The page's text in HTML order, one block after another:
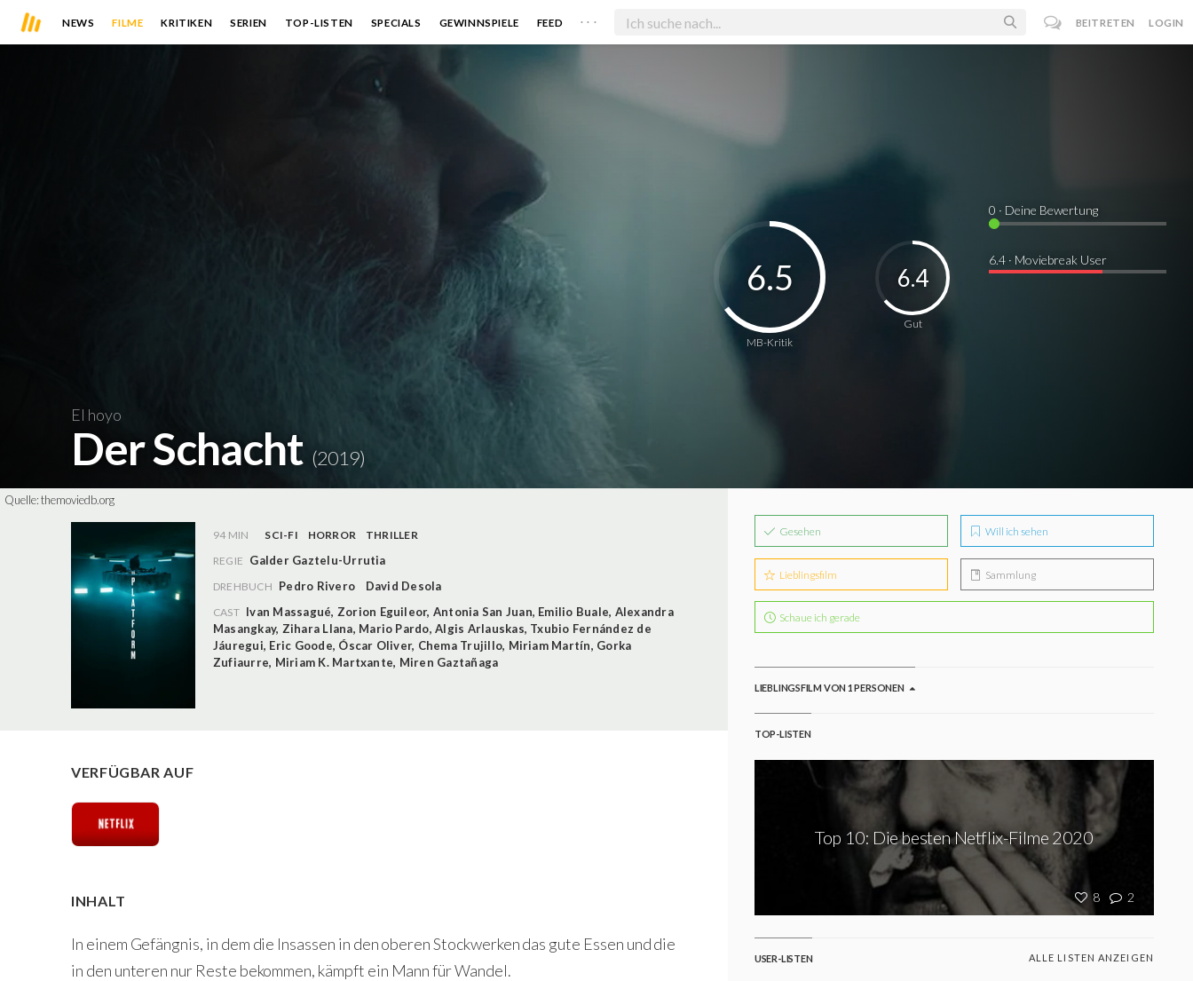
NEWS FILME KRITIKEN SERIEN TOP-LISTEN SPECIALS GEWINNSPIELE FEED . . . BEITRETEN LOGIN
El hoyo
Der Schacht (2019)
MB-Kritik
6.5
Gut
6.4
0 · Deine Bewertung
6.4 · Moviebreak User
Quelle:themoviedb.org
94 MIN SCI-FI HORROR
THRILLER
REGIE Galder Gaztelu-Urrutia
DREHBUCH Pedro Rivero David Desola
CAST Ivan Massagué, Zorion Eguileor, Antonia San Juan, Emilio Buale, Alexandra
Masangkay, Zihara Llana, Mario Pardo,Algis Arlauskas, Txubio Fernández de
Jáuregui, Eric Goode, Óscar Oliver, Chema Trujillo, Miriam Martín, Gorka
Zufiaurre, Miriam K. Martxante, Miren Gaztañaga
VERFÜGBAR AUF
INHALT
In einem Gefängnis, in dem die Insassen in den oberen Stockwerken das gute Essen und die
in den unteren nur Reste bekommen, kämpft ein Mann für Wandel.
Gesehen Will ich sehen
Lieblingsfilm Sammlung
Schaue ich gerade
LIEBLINGSFILM VON 1 PERSONEN
TOP-LISTEN
8 2
Top 10: Die besten Netflix-Filme 2020
USER-LISTEN ALLE LISTEN ANZEIGEN